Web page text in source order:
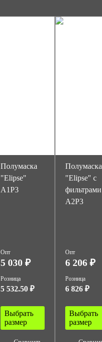
Полумаска
"Elipse"
A1P3
Опт
5 030 ₽
Розница
5 532.50 ₽
Выбрать
размер
Полумаска
"Elipse" с
фильтрами
A2P3
Опт
6 206 ₽
Розница
6 826 ₽
Выбрать
размер